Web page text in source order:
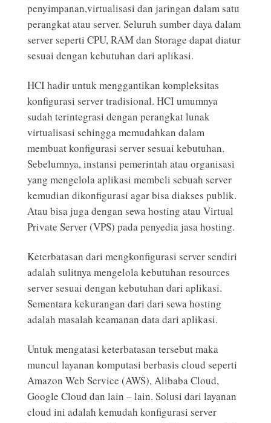
penyimpanan,virtualisasi dan jaringan dalam satu
perangkat atau server. Seluruh sumber daya dalam
server seperti CPU, RAM dan Storage dapat diatur
sesuai dengan kebutuhan dari aplikasi.
HCI hadir untuk menggantikan kompleksitas
konfigurasi server tradisional. HCI umumnya
sudah terintegrasi dengan perangkat lunak
virtualisasi sehingga memudahkan dalam
membuat konfigurasi server sesuai kebutuhan.
Sebelumnya, instansi pemerintah atau organisasi
yang mengelola aplikasi membeli sebuah server
kemudian dikonfigurasi agar bisa diakses publik.
Atau bisa juga dengan sewa hosting atau Virtual
Private Server (VPS) pada penyedia jasa hosting.
Keterbatasan dari mengkonfigurasi server sendiri
adalah sulitnya mengelola kebutuhan resources
server sesuai dengan kebutuhan dari aplikasi.
Sementara kekurangan dari dari sewa hosting
adalah masalah keamanan data dari aplikasi.
Untuk mengatasi keterbatasan tersebut maka
muncul layanan komputasi berbasis cloud seperti
Amazon Web Service (AWS), Alibaba Cloud,
Google Cloud dan lain – lain. Solusi dari layanan
cloud ini adalah kemudah konfigurasi server